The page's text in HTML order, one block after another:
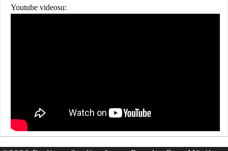
Youtube videosu: